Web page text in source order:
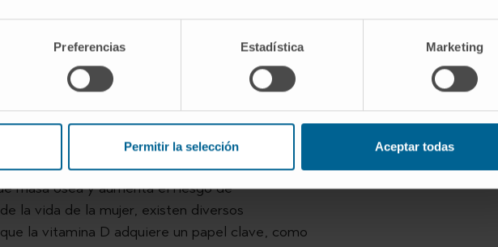
Preferencias Estadística Marketing
Permitir la selección Aceptar todas
mejor establecido científicamente. Su función
y se incorpore al hueso. En palabras
en Ginecología y Obstetricia
de la Clínica
del hueso y la vitamina D es el cemento: si
etapas como la menopausia, cuando el
masa ósea y aumenta el riesgo de
la vida de la mujer, existen diversos
la vitamina D adquiere un papel clave, como